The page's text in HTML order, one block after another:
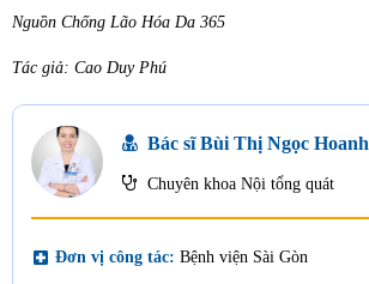
Nguồn Chống Lão Hóa Da 365
Tác giả: Cao Duy Phú
Bác sĩ Bùi Thị Ngọc Hoanh
Chuyên khoa Nội tổng quát
local_hospital Đơn vị công tác: Bệnh viện Sài Gòn